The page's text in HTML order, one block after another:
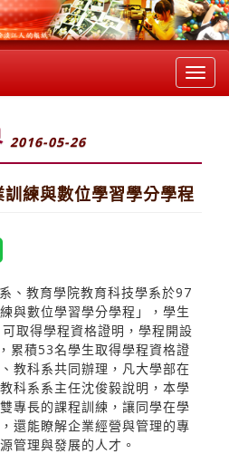
2016-05-26
訓練與數位學習學分學程
、教育學院教育科技學系於97
與數位學習學分學程」，學生
取得學程資格證明，學程開設
累積53名學生取得學程資格證
教科系共同辦理，凡大學部在
科系系主任沈俊毅說明，本學
專長的課程訓練，讓同學在學
還能瞭解企業經營與管理的專
管理與發展的人才。